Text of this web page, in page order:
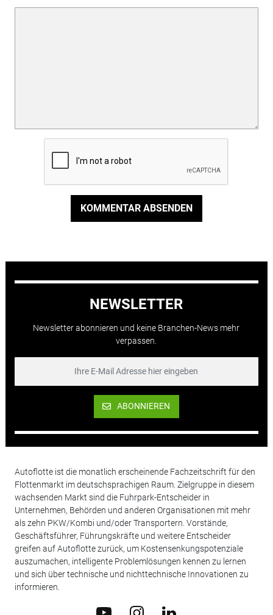
KOMMENTAR ABSENDEN
NEWSLETTER
Newsletter abonnieren und keine Branchen-News mehr
verpassen.
ABONNIEREN
Autoflotte ist die monatlich erscheinende Fachzeitschrift für den
Flottenmarkt im deutschsprachigen Raum. Zielgruppe in diesem
wachsenden Markt sind die Fuhrpark-Entscheider in
Unternehmen, Behörden und anderen Organisationen mit mehr
als zehn PKW/Kombi und/oder Transportern. Vorstände,
Geschäftsführer, Führungskräfte und weitere Entscheider
greifen auf Autoflotte zurück, um Kostensenkungspotenziale
auszumachen, intelligente Problemlösungen kennen zu lernen
und sich über technische und nichttechnische Innovationen zu
informieren.